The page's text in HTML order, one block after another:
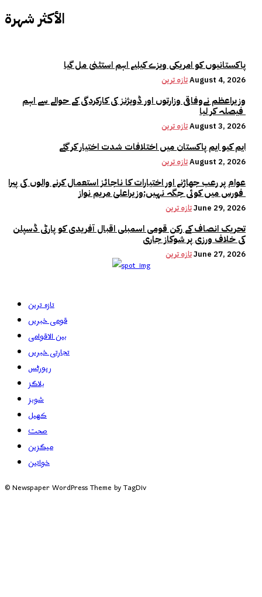
الأكثر شهرة
پاکستانیوں کو امریکی ویزے کیلیے اہم استثنیٰ مل گیا
تازہ ترینAugust 4, 2026
وزیراعظم نےوفاقی وزارتوں اور ڈویژنز کی کارکردگی کے حوالے سے اہم
تازہ ترینAugust 3, 2026
ایم کیو ایم پاکستان میں اختلافات شدت اختیار کر گئے
تازہ ترینAugust 2, 2026
عوام پر رعب جھاڑنے اور اختیارات کا ناجائز استعمال کرنے والوں کی پیرا
تازہ ترینJune 29, 2026
تحریک انصاف کے رکن قومی اسمبلی اقبال آفریدی کو پارٹی ڈسپلن
کی خلاف ورزی پر شوکاز جاری
تازہ ترینJune 27, 2026
تازہ ترین
قومی خبریں
بین الاقوامی
تجارتی خبریں
رپورٹس
بلاگز
شوبز
کھیل
صحت
میگزین
خواتین
© Newspaper WordPress Theme by TagDiv